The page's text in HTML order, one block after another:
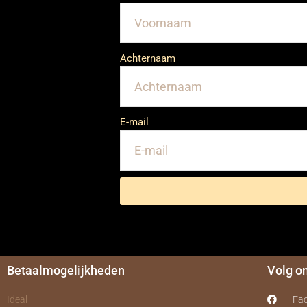
Achternaam
E-mail
Betaalmogelijkheden
Ideal
Volg